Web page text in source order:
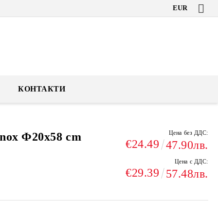
EUR
КОНТАКТИ
Ф20x58 cm Цена без ДДС:
€24.49 47.90лв.
Цена с ДДС:
€29.39 57.48лв.